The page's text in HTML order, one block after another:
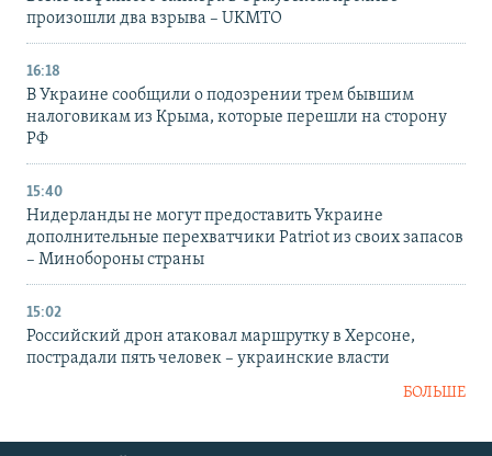
произошли два взрыва – UKMTO
16:18
В Украине сообщили о подозрении трем бывшим
налоговикам из Крыма, которые перешли на сторону
РФ
15:40
Нидерланды не могут предоставить Украине
дополнительные перехватчики Patriot из своих запасов
– Минобороны страны
15:02
Российский дрон атаковал маршрутку в Херсоне,
пострадали пять человек – украинские власти
БОЛЬШЕ